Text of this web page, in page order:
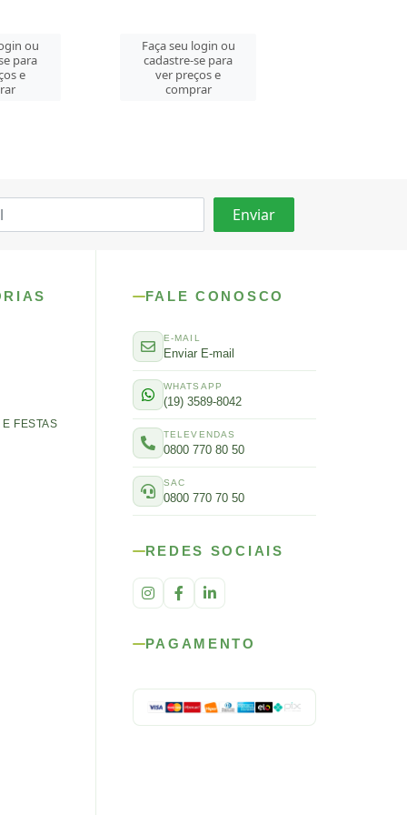
ou
para
e
Faça seu login ou
cadastre-se para
ver preços e
comprar
FESTAS
FALE CONOSCO
E-MAIL
Enviar E-mail
WHATSAPP
(19) 3589-8042
TELEVENDAS
0800 770 80 50
SAC
0800 770 70 50
REDES SOCIAIS
PAGAMENTO